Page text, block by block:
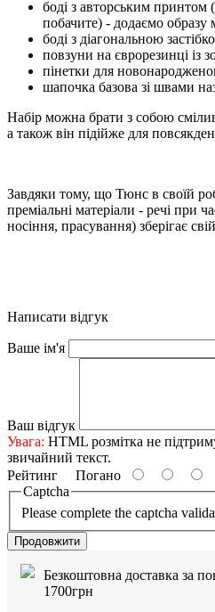
боді з авторським принтом
побачите) - додаємо образу
боді з діагональною
повзуни на єврорезинці із
пінетки для
шапочка базова зі швами
Набір можна брати з собою
а також він підійже для
Завдяки тому, що Тюнс в своїй
преміальні матеріали - речі при
носіння, прасування) зберігає
Написати відгук
Ваше ім'я
Ваш відгук
Увага: HTML розмітка не
звичайний текст.
Рейтинг Погано
Captcha
Please complete the captcha
Продовжити
Безкоштовна доставка за
1700грн